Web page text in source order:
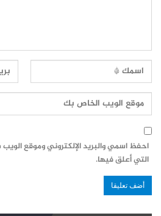
احفظ اسمي والبريد الإلكتروني وموقع
التي أعلق فيها.